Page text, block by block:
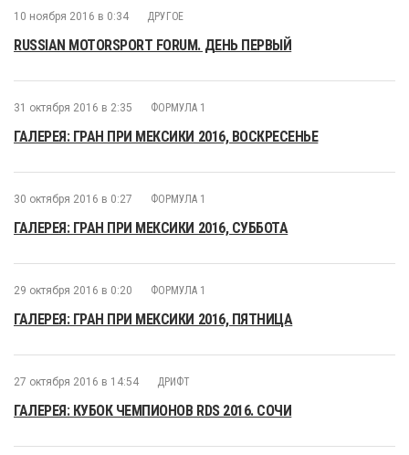
10 ноября 2016 в 0:34 ДРУГОЕ
RUSSIAN MOTORSPORT FORUM. ДЕНЬ ПЕРВЫЙ
31 октября 2016 в 2:35 ФОРМУЛА 1
ГАЛЕРЕЯ: ГРАН ПРИ МЕКСИКИ 2016, ВОСКРЕСЕНЬЕ
30 октября 2016 в 0:27 ФОРМУЛА 1
ГАЛЕРЕЯ: ГРАН ПРИ МЕКСИКИ 2016, СУББОТА
29 октября 2016 в 0:20 ФОРМУЛА 1
ГАЛЕРЕЯ: ГРАН ПРИ МЕКСИКИ 2016, ПЯТНИЦА
27 октября 2016 в 14:54 ДРИФТ
ГАЛЕРЕЯ: КУБОК ЧЕМПИОНОВ RDS 2016. СОЧИ